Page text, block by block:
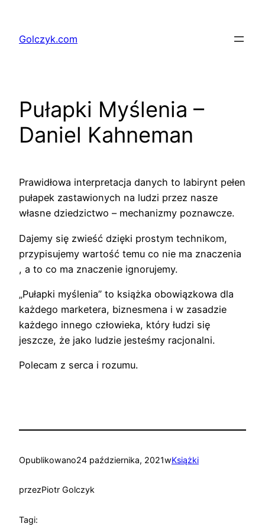
treściGolczyk.com
Pułapki Myślenia –
Daniel Kahneman
Prawidłowa interpretacja danych to labirynt pełen
pułapek zastawionych na ludzi przez nasze
własne dziedzictwo – mechanizmy poznawcze.
Dajemy się zwieść dzięki prostym technikom,
przypisujemy wartość temu co nie ma znaczenia
, a to co ma znaczenie ignorujemy.
„Pułapki myślenia” to książka obowiązkowa dla
każdego marketera, biznesmena i w zasadzie
każdego innego człowieka, który łudzi się
jeszcze, że jako ludzie jesteśmy racjonalni.
Polecam z serca i rozumu.
Opublikowano24 października, 2021wKsiążki
przezPiotr Golczyk
Tagi: